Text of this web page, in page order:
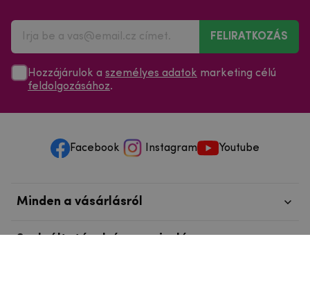
FELIRATKOZÁS
Hozzájárulok a személyes adatok marketing célú
feldolgozásához.
Facebook Instagram Youtube
Minden a vásárlásról